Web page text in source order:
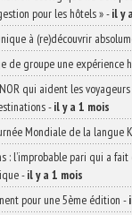
pour les hôtels »-il y
à (re)découvrir
de groupe une expérience
qui aident les
-il y a 1 mois
Mondiale de la langue
: l’improbable pari qui a fait
-il y a 1 mois
pour une 5ème édition -